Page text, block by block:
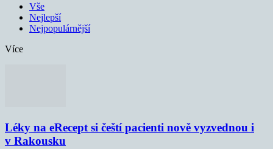
Vše
Nejlepší
Nejpopulárnější
Více
Léky na eRecept si čeští pacienti nově vyzvednou i
v Rakousku